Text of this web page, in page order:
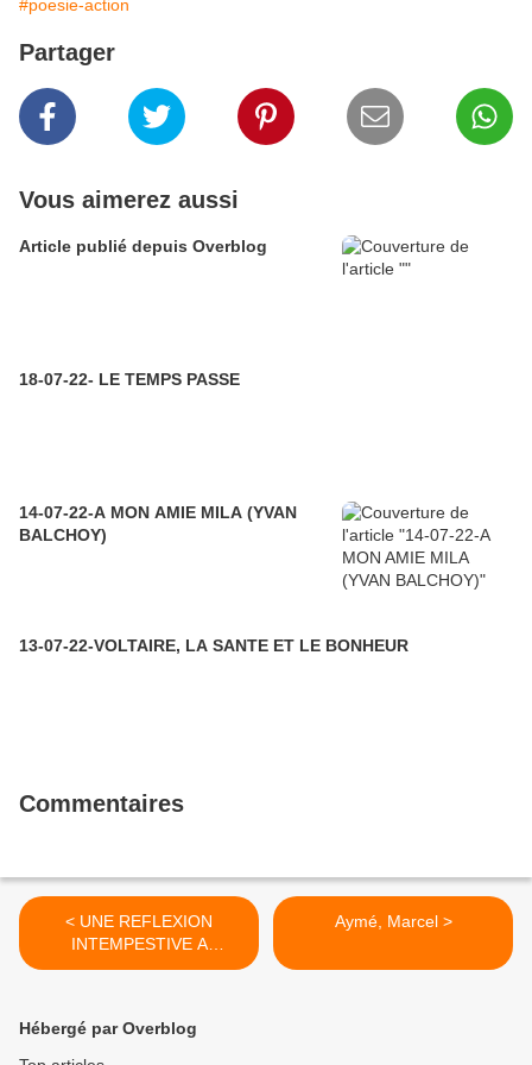
#poesie-action
Partager
Vous aimerez aussi
Article publié depuis Overblog
18-07-22- LE TEMPS PASSE
14-07-22-A MON AMIE MILA (YVAN
BALCHOY)
13-07-22-VOLTAIRE, LA SANTE ET LE BONHEUR
Commentaires
< UNE REFLEXION
INTEMPESTIVE A
L'EMISSION CATHOLIQUE
Aymé, Marcel >
Hébergé par Overblog